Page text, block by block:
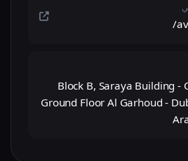
Block B, Saraya Building -
Ground Floor Al Garhoud -